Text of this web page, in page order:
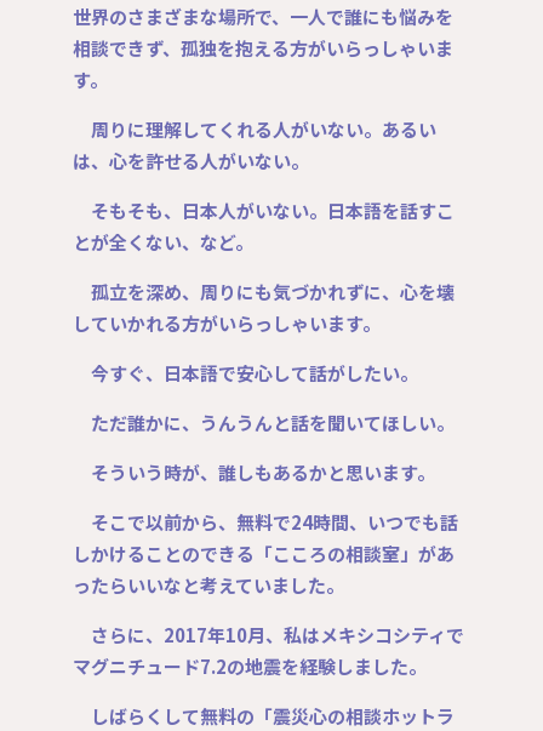
世界のさまざまな場所で、一人で誰にも悩みを
相談できず、孤独を抱える方がいらっしゃいま
す。
周りに理解してくれる人がいない。あるい
は、心を許せる人がいない。
そもそも、日本人がいない。日本語を話すこ
とが全くない、など。
孤立を深め、周りにも気づかれずに、心を壊
していかれる方がいらっしゃいます。
今すぐ、日本語で安心して話がしたい。
ただ誰かに、うんうんと話を聞いてほしい。
そういう時が、誰しもあるかと思います。
そこで以前から、無料で24時間、いつでも話
しかけることのできる「こころの相談室」があ
ったらいいなと考えていました。
さらに、2017年10月、私はメキシコシティで
マグニチュード7.2の地震を経験しました。
しばらくして無料の「震災心の相談ホットラ